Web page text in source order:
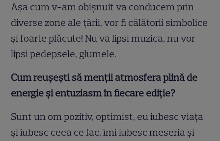
Așa cum v-am obișnuit va conducem prin
diverse zone ale țării, vor fi călătorii simbolice
și foarte plăcute! Nu va lipsi muzica, nu vor
lipsi pedepsele, glumele.
Cum reușești să menții atmosfera plină de
energie și entuziasm în fiecare ediție?
Sunt un om pozitiv, optimist, eu iubesc viața
și iubesc ceea ce fac, îmi iubesc meseria și